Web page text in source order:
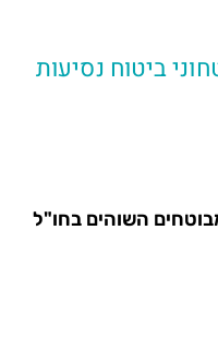
השוהים בחו"ל